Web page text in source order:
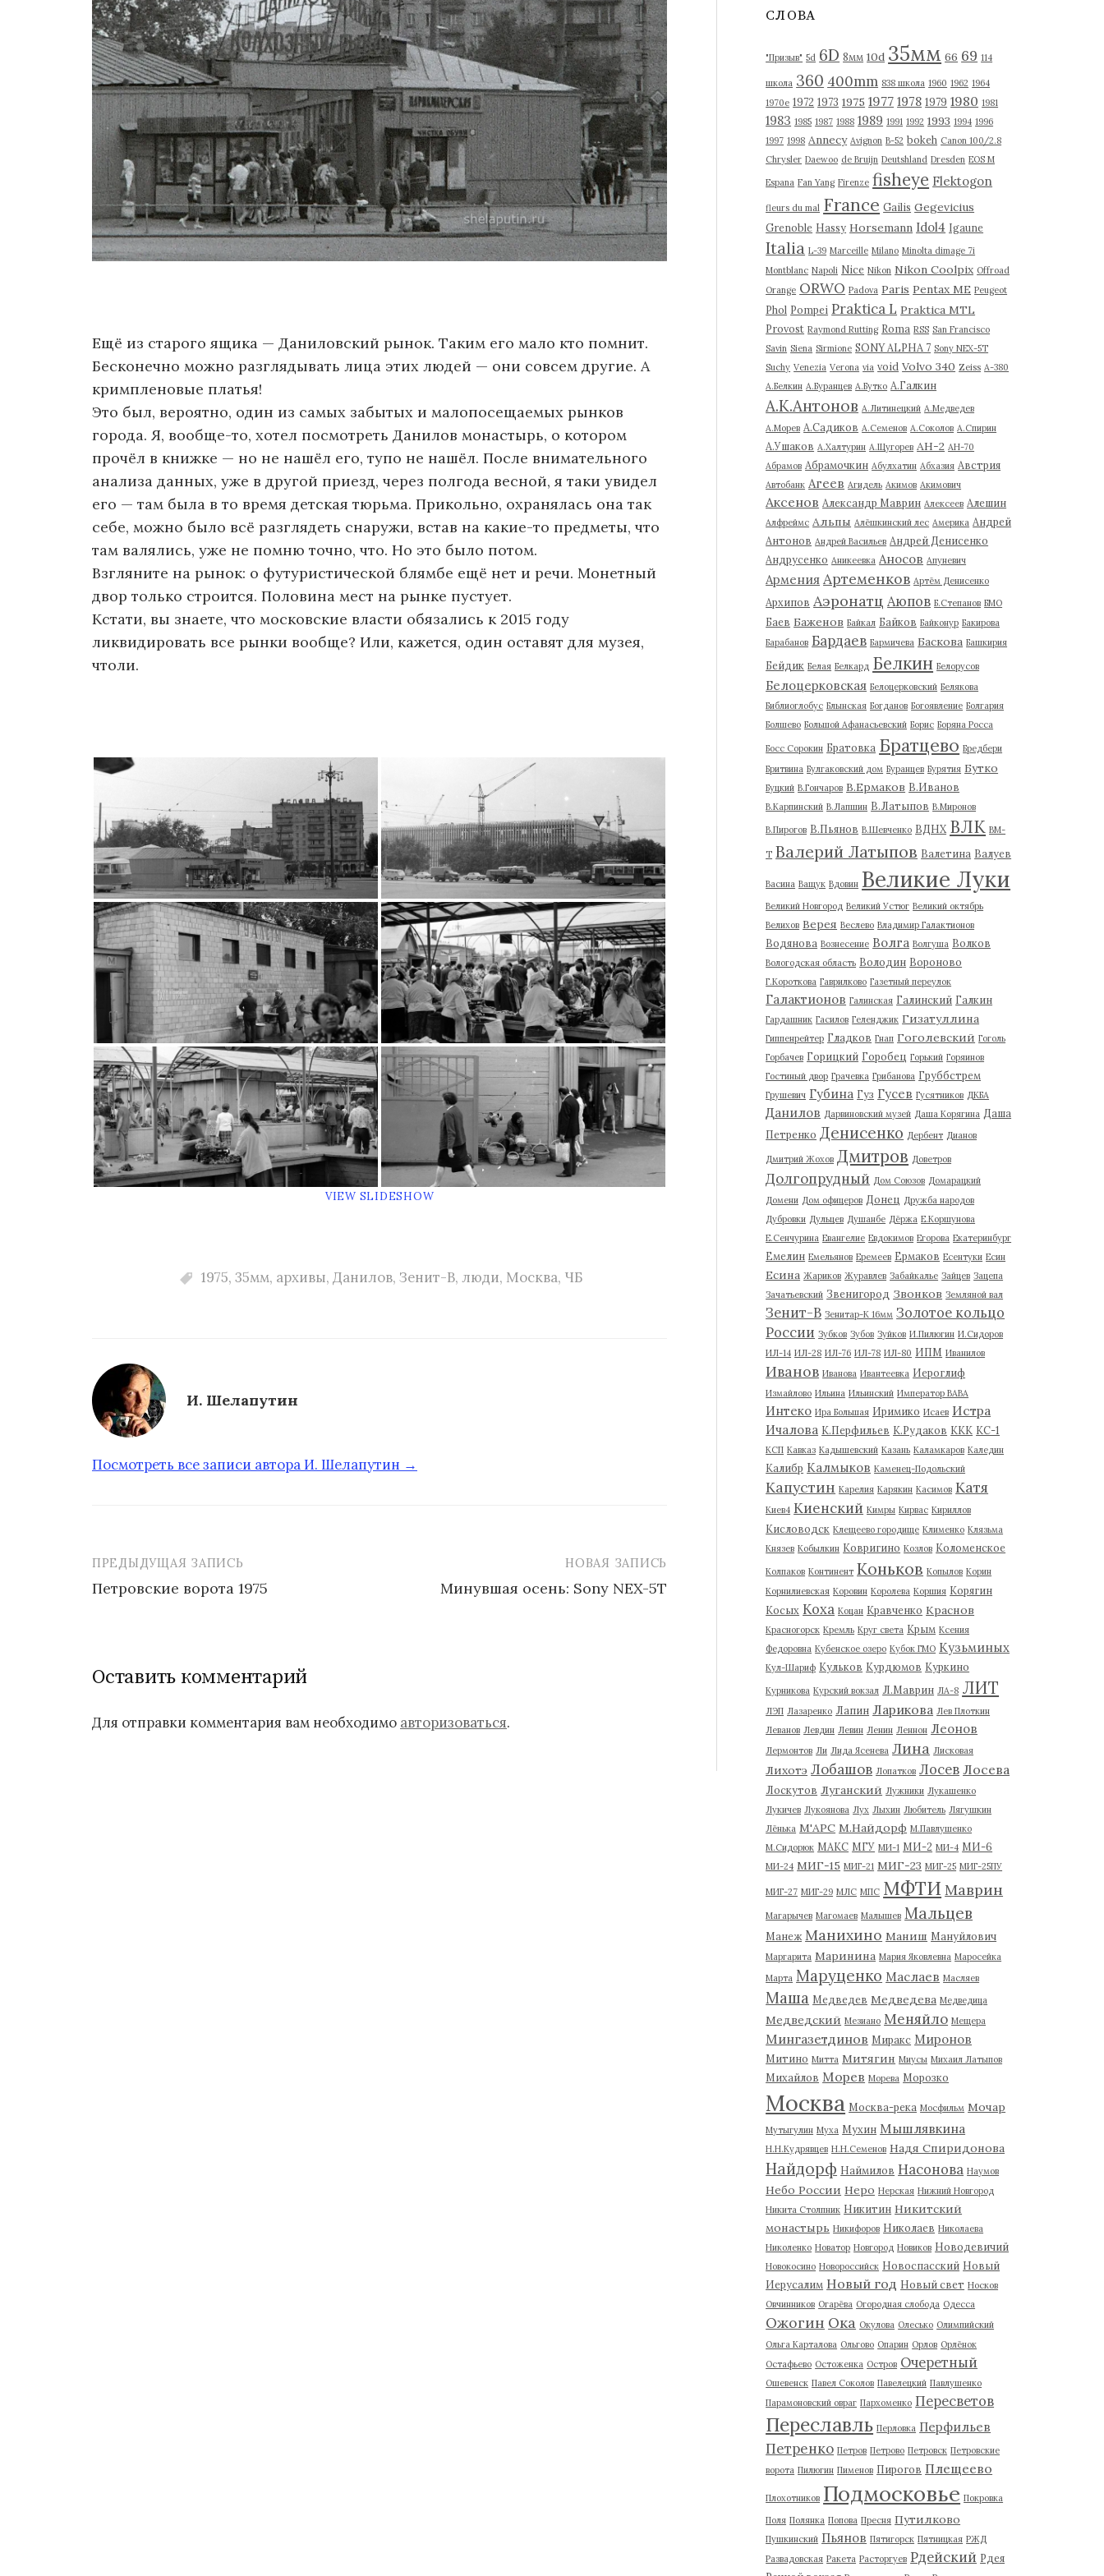
Ещё из старого ящика — Даниловский рынок. Таким его мало кто помнит.
Бесконечно можно разглядывать лица этих людей — они совсем другие. А
кримпленовые платья!
Это был, вероятно, один из самых забытых и малопосещаемых рынков
города. Я, вообще-то, хотел посмотреть Данилов монастырь, о котором
прочёл в книжке — но не нашёл его, тупо не нашёл. После внимательного
анализа данных, уже в другой приезд, через полгода весной, я таки увидел
его — там была в то время детская тюрьма. Прикольно, охранялась она так
себе, можно было всё разглядеть снаружи, встав на какие-то предметы, что
там валялись, уже не помню точно, что. Но это было потом.
Взгляните на рынок: о футуристической блямбе ещё нет и речи. Монетный
двор только строится. Половина мест на рынке пустует.
Кстати, вы знаете, что московские власти обязались к 2015 году
ликвидировать все рынки вообще? Или, кажется, один оставят для музея,
чтоли.
VIEW SLIDESHOW
1975, 35мм, архивы, Данилов, Зенит-В, люди, Москва, ЧБ
И. Шелапутин
Посмотреть все записи автора И. Шелапутин →
в
и
ПРЕДЫДУЩАЯ ЗАПИСЬ
Петровские ворота 1975
НОВАЯ ЗАПИСЬ
Минувшая осень: Sony NEX-5T
Оставить комментарий
Для отправки комментария вам необходимо авторизоваться.
в
СЛОВА
"Призыв" 5d 6D 8мм 10d 35мм 66 69 114
школа 360 400mm 838 школа 1960 1962 1964
1970е 1972 1973 1975 1977 1978 1979 1980 1981
1983 1985 1987 1988 1989 1991 1992 1993 1994 1996
1997 1998 Annecy Avignon B-52 bokeh Canon 100/2.8
Chrysler Daewoo de Bruijn Deutshland Dresden EOS M
Espana Fan Yang Firenze fisheye Flektogon
fleurs du mal France Gailis Gegevicius
Grenoble Hassy Horsemann Idol4 Igaune
Italia L-39 Marceille Milano Minolta dimage 7i
Montblanc Napoli Nice Nikon Nikon Coolpix Offroad
Orange ORWO Padova Paris Pentax ME Peugeot
Phol Pompei Praktica L Praktica MTL
Provost Raymond Rutting Roma RSS San Francisco
Savin Siena Sirmione SONY ALPHA 7 Sony NEX-5T
Suchy Venezia Verona via void Volvo 340 Zeiss А-380
А.Белкин А.Буранцев А.Бутко А.Галкин
А.К.Антонов А.Литинецкий А.Медведев
А.Морев А.Садиков А.Семенов А.Соколов А.Спирин
А.Ушаков А.Халтурин А.Щугорев АН-2 АН-70
Абрамов Абрамочкин Абулхатин Абхазия Австрия
Автобанк Агеев Агидель Акимов Акимович
Аксенов Александр Маврин Алексеев Алешин
Алфреймс Альпы Алёшкинский лес Америка Андрей
Антонов Андрей Васильев Андрей Денисенко
Андрусенко Аникеевка Аносов Апуневич
Армения Артеменков Артём Денисенко
Архипов Аэронатц Аюпов Б.Степанов БМО
Баев Баженов Байкал Байков Байконур Бакирова
Барабанов Бардаев Бармичева Баскова Башкирия
Бейдик Белая Белкард Белкин Белорусов
Белоцерковская Белоцерковский Белякова
Библиоглобус Блынская Богданов Богоявление Болгария
Болшево Большой Афанасьевский Борис Боряна Росса
Босс Сорокин Братовка Братцево Бредбери
Бритвина Булгаковский дом Буранцев Бурятия Бутко
Буцкий В.Гончаров В.Ермаков В.Иванов
В.Карпинский В.Лапшин В.Латыпов В.Миронов
В.Пирогов В.Пьянов В.Шевченко ВДНХ ВЛК ВМ-
Т Валерий Латыпов Валетина Валуев
Васина Ващук Вдовин Великие Луки
Великий Новгород Великий Устюг Великий октябрь
Велихов Верея Веслево Владимир Галактионов
Водянова Вознесение Волга Волгуша Волков
Вологодская область Володин Вороново
Г.Короткова Гаврилково Газетный переулок
Галактионов Галинская Галинский Галкин
Гардашник Гасилов Геленджик Гизатуллина
Гиппенрейтер Гладков Гнап Гоголевский Гоголь
Горбачев Горицкий Горобец Горький Горяинов
Гостиный двор Грачевка Грибанова Груббстрем
Грушевич Губина Гуз Гусев Гусятников ДКБА
Данилов Дарвиновский музей Даша Корягина Даша
Петренко Денисенко Дербент Дианов
Дмитрий Жохов Дмитров Доветров
Долгопрудный Дом Союзов Домарацкий
Домени Дом офицеров Донец Дружба народов
Дубровки Дульцев Душанбе Дёржа Е.Коршунова
Е.Сенчурина Евангелие Евдокимов Егорова Екатеринбург
Емелин Емельянов Еремеев Ермаков Есентуки Есин
Есина Жариков Журавлев Забайкалье Зайцев Зацепа
Зачатьевский Звенигород Звонков Земляной вал
Зенит-В Зенитар-К 16мм Золотое кольцо
России Зубков Зубов Зуйков И.Пилюгин И.Сидоров
ИЛ-14 ИЛ-28 ИЛ-76 ИЛ-78 ИЛ-80 ИПМ Иванилов
Иванов Иванова Ивантеевка Иероглиф
Измайлово Ильина Ильинский Император ВАВА
Интеко Ира Большая Иримико Исаев Истра
Ичалова К.Перфильев К.Рудаков ККК КС-1
КСП Кавказ Кадышевский Казань Каламкаров Каледин
Калибр Калмыков Каменец-Подольский
Капустин Карелия Карякин Касимов Катя
Киев4 Киенский Кимры Кирвас Кириллов
Кисловодск Клещеево городище Клименко Клязьма
Князев Кобылкин Ковригино Козлов Коломенское
Колпаков Континент Коньков Копылов Корин
Корнилиевская Коровин Королева Коршия Корягин
Косых Коха Коцан Кравченко Краснов
Красногорск Кремль Круг света Крым Ксения
Федоровна Кубенское озеро Кубок ГМО Кузьминых
Кул-Шариф Кульков Курдюмов Куркино
Курникова Курский вокзал Л.Маврин ЛА-8 ЛИТ
ЛЭП Лазаренко Лапин Ларикова Лев Плоткин
Леванов Левдин Левин Ленин Леннон Леонов
Лермонтов Ли Лида Ясенева Лина Лисковая
Лихотэ Лобашов Лопатков Лосев Лосева
Лоскутов Луганский Лужники Лукашенко
Лукичев Лукоянова Лух Лыхин Любитель Лягушкин
Лёнька М'АРС М.Найдорф М.Павлушенко
М.Сидорюк МАКС МГУ МИ-1 МИ-2 МИ-4 МИ-6
МИ-24 МИГ-15 МИГ-21 МИГ-23 МИГ-25 МИГ-25ПУ
МИГ-27 МИГ-29 МЛС МПС МФТИ Маврин
Магарычев Магомаев Малышев Мальцев
Манеж Манихино Маниш Мануйлович
Маргарита Маринина Мария Яковлевна Маросейка
Марта Маруценко Маслаев Масляев
Маша Медведев Медведева Медведица
Медведский Мезиано Меняйло Мещера
Мингазетдинов Миракс Миронов
Митино Митта Митягин Миусы Михаил Латыпов
Михайлов Морев Морева Морозко
Москва Москва-река Мосфильм Мочар
Мутыгулин Муха Мухин Мышлявкина
Н.Н.Кудрявцев Н.Н.Семенов Надя Спиридонова
Найдорф Наймилов Насонова Наумов
Небо России Неро Нерская Нижний Новгород
Никита Столпник Никитин Никитский
монастырь Никифоров Николаев Николаева
Николенко Новатор Новгород Новиков Новодевичий
Новокосино Новороссийск Новоспасский Новый
Иерусалим Новый год Новый свет Носков
Овчинников Огарёва Огородная слобода Одесса
Ожогин Ока Окулова Олесько Олимпийский
Ольга Карталова Ольгово Опарин Орлов Орлёнок
Остафьево Остоженка Остров Очеретный
Ошевенск Павел Соколов Павелецкий Павлушенко
Парамоновский овраг Пархоменко Пересветов
Переславль Перловка Перфильев
Петренко Петров Петрово Петровск Петровские
ворота Пилюгин Пименов Пирогов Плещеево
Плохотников Подмосковье Покровка
Поля Полянка Попова Пресня Путилково
Пушкинский Пьянов Пятигорск Пятницкая РЖД
Развадовская Ракета Расторгуев Рдейский Рдея